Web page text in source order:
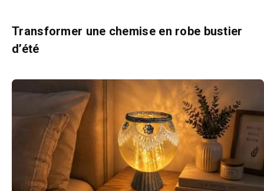
Transformer une chemise en robe bustier
d’été